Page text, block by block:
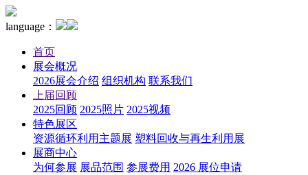
language：
首页
展会概况
2026展会介绍 组织机构 联系我们
上届回顾
2025回顾 2025照片 2025视频
特色展区
资源循环利用主题展 塑料回收与再生利用展
展商中心
为何参展 展品范围 参展费用 2026 展位申请